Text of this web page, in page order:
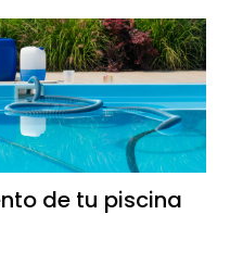
de tu piscina